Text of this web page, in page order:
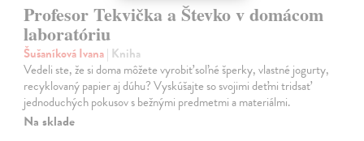
Profesor Tekvička a Števko v domácom
laboratóriu
Šušaníková Ivana| Kniha
Vedeli ste, že si doma môžete vyrobiť soľné šperky, vlastné jogurty,
recyklovaný papier aj dúhu? Vyskúšajte so svojimi deťmi tridsať
jednoduchých pokusov s bežnými predmetmi a materiálmi.
Na sklade